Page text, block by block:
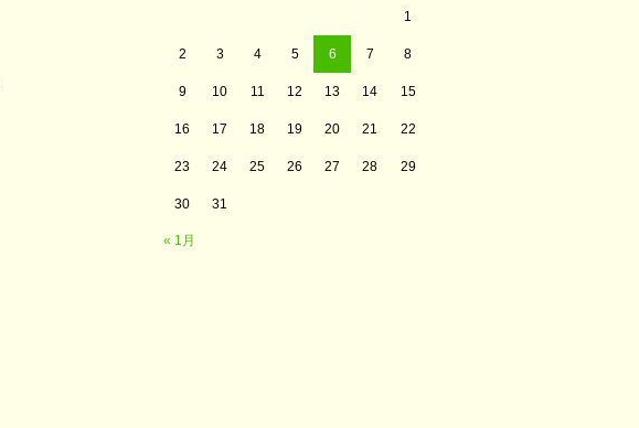
« 1月
1
2 3 4 5 6 7 8
9 10 11 12 13 14 15
16 17 18 19 20 21 22
23 24 25 26 27 28 29
30 31